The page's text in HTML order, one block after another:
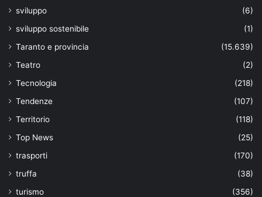
sviluppo
(6)
sviluppo sostenibile
(1)
Taranto e provincia
(15.639)
Teatro
(2)
Tecnologia
(218)
Tendenze
(107)
Territorio
(118)
Top News
(25)
trasporti
(170)
truffa
(38)
turismo
(356)